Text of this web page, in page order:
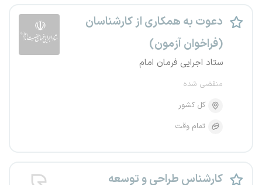
دعوت به همکاری از کارشناسان
(فراخوان آزمون)
ستاد اجرایی فرمان امام
منقضی شده
کل کشور
تمام وقت
کارشناس طراحی و توسعه